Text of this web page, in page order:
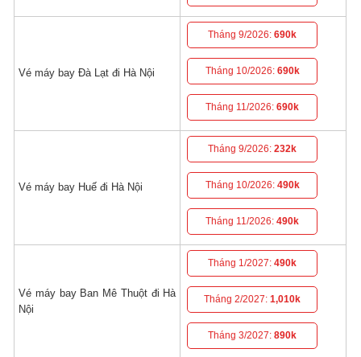
Vé máy bay Đà Lạt đi Hà Nội
Tháng 9/2026:690k
Tháng 10/2026: 690k
Tháng 11/2026:690k
Vé máy bay Huế đi Hà Nội
Tháng 9/2026:232k
Tháng 10/2026: 490k
Tháng 11/2026:490k
Vé máy bay Ban Mê Thuột đi Hà
Nội
Tháng 1/2027:490k
Tháng 2/2027:1,010k
Tháng 3/2027:890k